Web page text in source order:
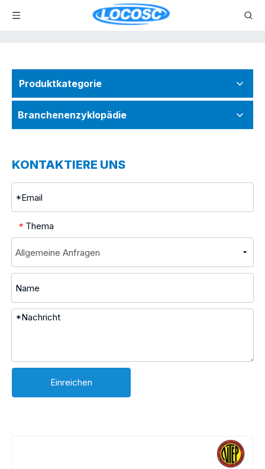
Produktkategorie
Branchenenzyklopädie
KONTAKTIERE UNS
* Thema
Einreichen